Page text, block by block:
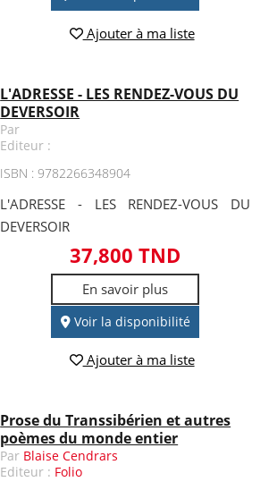
Ajouter à ma liste
L'ADRESSE - LES RENDEZ-VOUS DU
DEVERSOIR
Par
Editeur :
ISBN : 9782266348904
L'ADRESSE - LES RENDEZ-VOUS DU
DEVERSOIR
37,800 TND
En savoir plus
Voir la disponibilité
Ajouter à ma liste
Prose du Transsibérien et autres
poèmes du monde entier
Par Blaise Cendrars
Editeur : Folio